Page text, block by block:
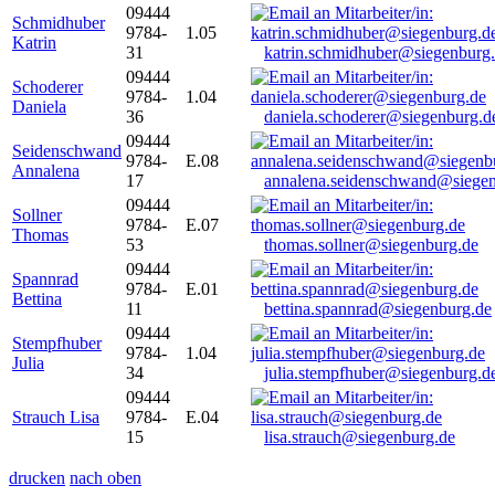
Schmidhuber
Katrin
09444
9784-
31
1.05
Schoderer
Daniela
09444
9784-
36
1.04
Seidenschwand
Annalena
09444
9784-
17
E.08
Sollner
Thomas
09444
9784-
53
E.07
thomas.sollner@siegenburg.de
Spannrad
Bettina
09444
9784-
11
E.01
bettina.spannrad@siegenburg.de
Stempfhuber
Julia
09444
9784-
34
1.04
Strauch Lisa
09444
9784-
15
E.04
lisa.strauch@siegenburg.de
drucken nach oben